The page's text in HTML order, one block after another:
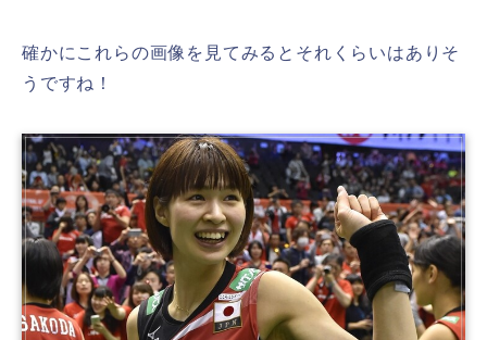
確かにこれらの画像を見てみるとそれくらいはありそ
うですね！